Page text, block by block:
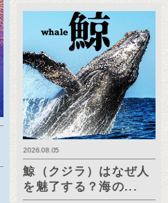
鯨（クジラ）はなぜ人
を魅了する？海の...
2026.08.05